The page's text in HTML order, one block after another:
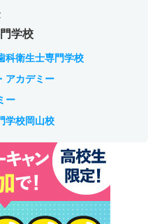
学校
科衛生士専門学校
アカデミー
ー
学校岡山校